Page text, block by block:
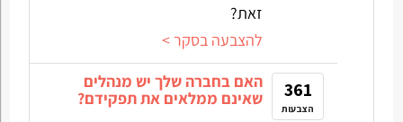
זאת?
להצבעה בסקר >
361
הצבעות
האם בחברה שלך יש מנהלים
שאינם ממלאים את תפקידם?